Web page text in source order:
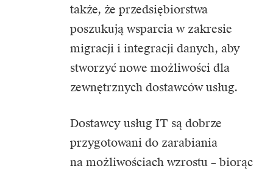
także, że przedsiębiorstwa
poszukują wsparcia w zakresie
migracji i integracji danych, aby
stworzyć nowe możliwości dla
zewnętrznych dostawców usług.
Dostawcy usług IT są dobrze
przygotowani do zarabiania
na możliwościach wzrostu – biorąc